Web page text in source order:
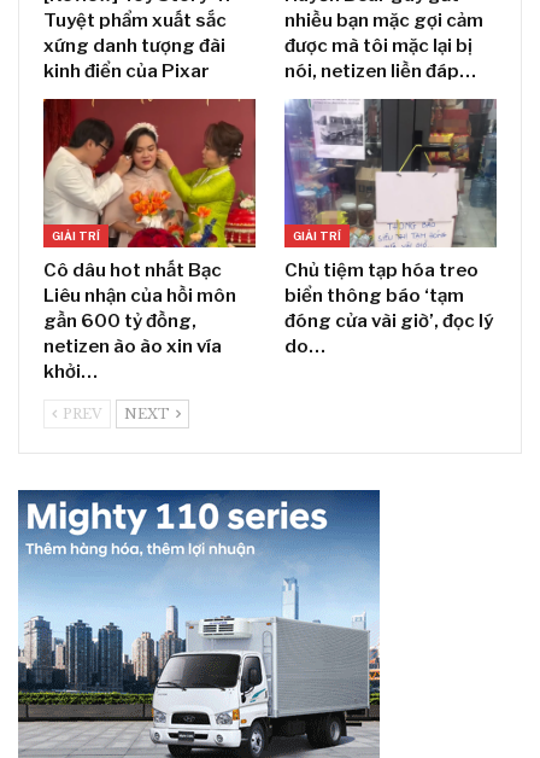
Tuyệt phẩm xuất sắc
xứng danh tượng đài
kinh điển của Pixar
nhiều bạn mặc gợi cảm
được mà tôi mặc lại bị
nói, netizen liền đáp…
GIẢI TRÍ
Cô dâu hot nhất Bạc
Liêu nhận của hồi môn
gần 600 tỷ đồng,
netizen ào ào xin vía
khởi…
GIẢI TRÍ
Chủ tiệm tạp hóa treo
biển thông báo ‘tạm
đóng cửa vài giờ’, đọc lý
do…
PREV NEXT